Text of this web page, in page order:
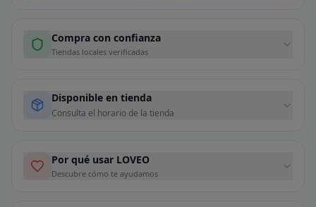
Compra con confianza
Tiendas locales verificadas
Disponible en tienda
Consulta el horario de la tienda
Por qué usar LOVEO
Descubre cómo te ayudamos